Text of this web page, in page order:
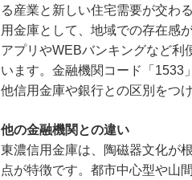
る産業と新しい住宅需要が交わ
用金庫として、地域での存在感
アプリやWEBバンキングなど利
います。金融機関コード「1533
他信用金庫や銀行との区別をつ
他の金融機関との違い
東濃信用金庫は、陶磁器文化が
点が特徴です。都市中心型や山